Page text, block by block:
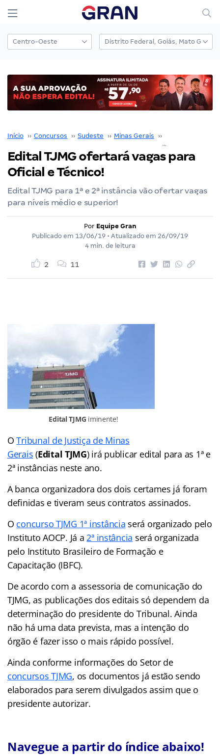
Início ›› Concursos ›› Sudeste ›› Minas Gerais ››
Edital TJMG ofertará vagas para
Oficial e Técnico!
Edital TJMG para 1ª e 2ª instância vão ofertar vagas
para níveis médio e superior!
Por Equipe Gran
Publicado em 13/06/19 • Atualizado em 26/09/19
4 min. de leitura
2 11
Edital TJMG iminente!
OTribunal de Justiça de Minas
Gerais (Edital TJMG) irá publicar edital para as 1ª e
2ª instâncias neste ano.
A banca organizadora dos dois certames já foram
definidas e tiveram seus contratos assinados.
O concurso TJMG 1ª instância será organizado pelo
Instituto AOCP. Já a2ª instância será organizada
pelo Instituto Brasileiro de Formação e
Capacitação (IBFC).
De acordo com a assessoria de comunicação do
TJMG, as publicações dos editais só dependem da
determinação do presidente do Tribunal. Ainda
não há uma data prevista, mas a intenção do
órgão é fazer isso o mais rápido possível.
Ainda conforme informações do Setor de
concursos TJMG, os documentos já estão sendo
elaborados para serem divulgados assim que o
presidente autorizar.
Navegue a partir do índice abaixo!